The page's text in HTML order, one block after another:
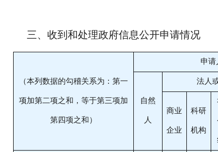
三、收到和处理政府信息公开申请情况
（本列数据的勾稽关系为：第一
项加第二项之和，等于第三项加
第四项之和）
申请
自然
人
法人
商业
企业
科研
机构